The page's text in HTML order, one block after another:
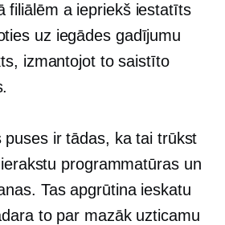
filiālēm a iepriekš iestatīts
uz iegādes gadījumu
izmantojot to saistīto
puses ir tādas, ka tai trūkst
programmatūras un
Tas apgrūtina ieskatu
to par mazāk uzticamu